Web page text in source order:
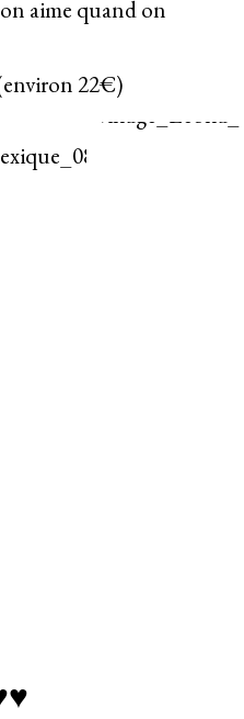
aime quand on
22€)